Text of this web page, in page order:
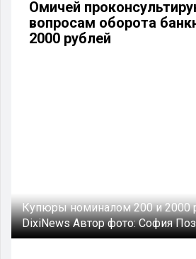
Омичей
вопросам оборота
2000 рублей
Купюры номиналом 200 и 2000
DixiNewsАвтор фото:София